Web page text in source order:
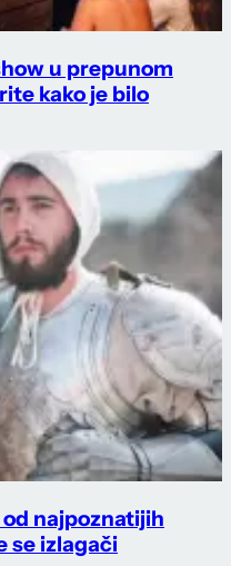
u prepunom
kako je bilo
najpoznatijih
se izlagači